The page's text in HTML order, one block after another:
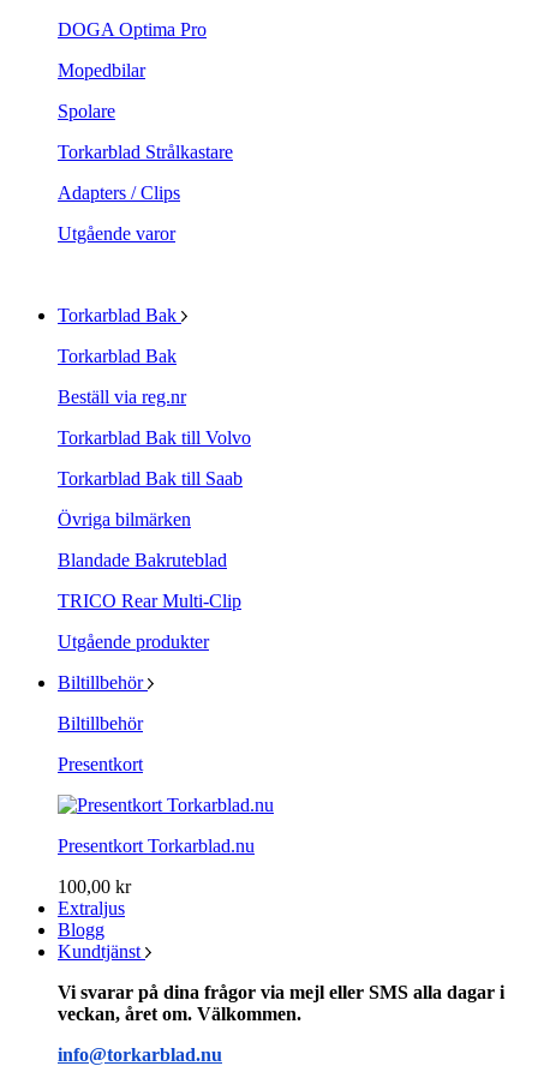
DOGA Optima Pro
Mopedbilar
Spolare
Torkarblad Strålkastare
Adapters / Clips
Utgående varor
Torkarblad Bak
Torkarblad Bak
Beställ via reg.nr
Torkarblad Bak till Volvo
Torkarblad Bak till Saab
Övriga bilmärken
Blandade Bakruteblad
TRICO Rear Multi-Clip
Utgående produkter
Biltillbehör
Biltillbehör
Presentkort
Presentkort Torkarblad.nu
100,00 kr
Extraljus
Blogg
Kundtjänst
Vi svarar på dina frågor via mejl eller SMS alla dagar i
veckan, året om. Välkommen.
info@torkarblad.nu